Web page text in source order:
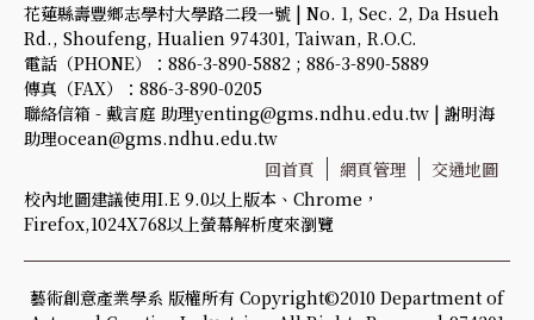
花蓮縣壽豐鄉志學村大學路二段一號 | No. 1, Sec. 2, Da Hsueh
Rd., Shoufeng, Hualien 974301, Taiwan, R.O.C.
電話（PHONE）：886-3-890-5882 ; 886-3-890-5889
傳真（FAX）：886-3-890-0205
聯絡信箱 - 戴言庭 助理yenting@gms.ndhu.edu.tw | 謝明海
助理ocean@gms.ndhu.edu.tw
回首頁
網頁管理
交通地圖
校內地圖建議使用I.E 9.0以上版本、Chrome，
Firefox,1024X768以上螢幕解析度來瀏覽
藝術創意產業學系 版權所有 Copyright©2010 Department of